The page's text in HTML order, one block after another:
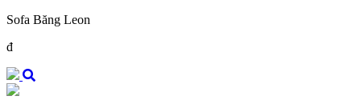
Sofa Băng Leon
đ